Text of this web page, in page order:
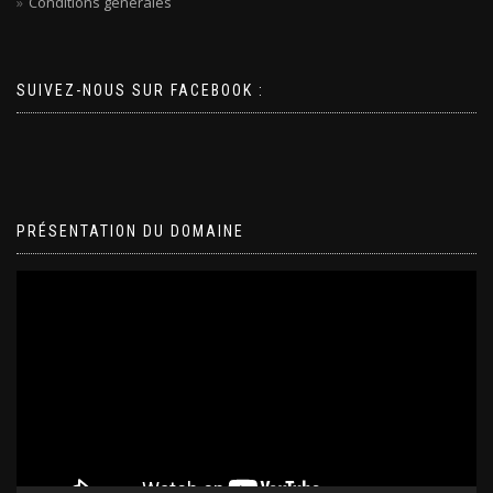
SUIVEZ-NOUS SUR FACEBOOK :
PRÉSENTATION DU DOMAINE